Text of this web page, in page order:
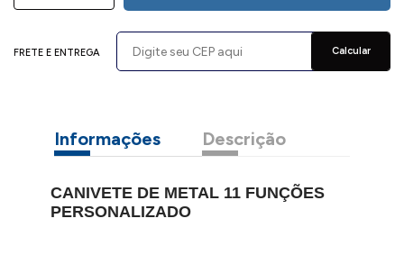
FRETE E ENTREGA Calcular
Informações Descrição
CANIVETE DE METAL 11 FUNÇÕES
PERSONALIZADO